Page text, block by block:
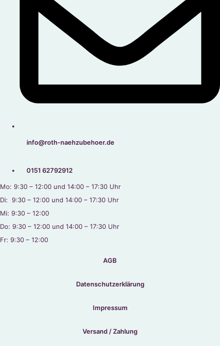
info@roth-naehzubehoer.de
0151 62792912
Mo: 9:30 – 12:00 und 14:00 – 17:30 Uhr
Di: 9:30 – 12:00 und 14:00 – 17:30 Uhr
Mi: 9:30 – 12:00
Do: 9:30 – 12:00 und 14:00 – 17:30 Uhr
Fr: 9:30 – 12:00
AGB
Datenschutzerklärung
Impressum
Versand / Zahlung